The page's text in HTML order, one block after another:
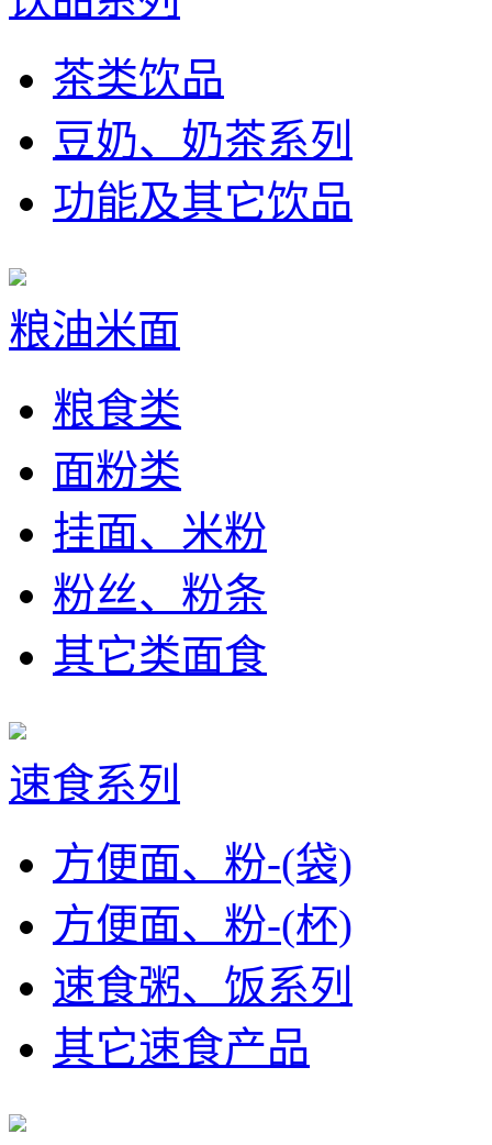
茶类饮品
豆奶、奶茶系列
功能及其它饮品
粮油米面
粮食类
面粉类
挂面、米粉
粉丝、粉条
其它类面食
速食系列
方便面、粉-(袋)
方便面、粉-(杯)
速食粥、饭系列
其它速食产品